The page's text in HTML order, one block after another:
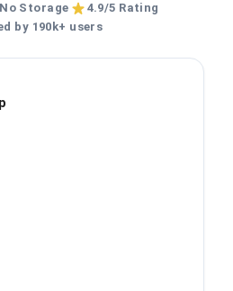
No Storage
4.9/5 Rating
by 190k+ users